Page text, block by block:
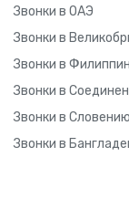
Звонки в ОАЭ
Звонки в
Звонки в
Звонки в
Звонки в Словению
Звонки в